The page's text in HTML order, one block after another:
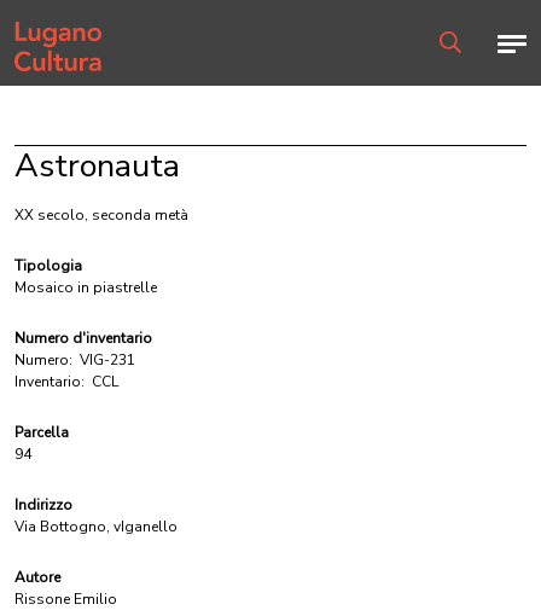
Home page
Astronauta
XX secolo, seconda metà
Tipologia
Mosaico in piastrelle
Numero d'inventario
Numero: VIG-231
Inventario: CCL
Parcella
94
Indirizzo
Via Bottogno, vIganello
Autore
Rissone Emilio